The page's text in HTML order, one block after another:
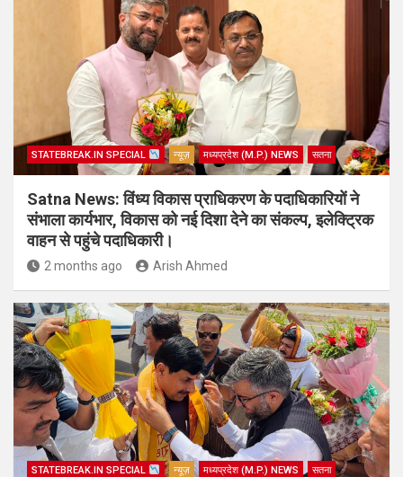
STATEBREAK.IN SPECIAL न्यूज़ मध्यप्रदेश (M.P.) NEWS सतना
Satna News: विंध्य विकास प्राधिकरण के पदाधिकारियों ने
संभाला कार्यभार, विकास को नई दिशा देने का संकल्प, इलेक्ट्रिक
वाहन से पहुंचे पदाधिकारी।
2 months ago Arish Ahmed
STATEBREAK.IN SPECIAL न्यूज़ मध्यप्रदेश (M.P.) NEWS सतना